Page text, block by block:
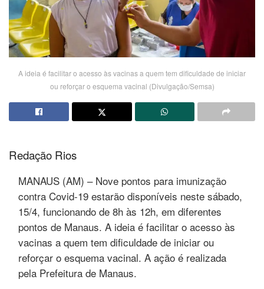
A ideia é facilitar o acesso às vacinas a quem tem dificuldade de iniciar
ou reforçar o esquema vacinal (Divulgação/Semsa)
Redação Rios
MANAUS (AM) – Nove pontos para imunização
contra Covid-19 estarão disponíveis neste sábado,
15/4, funcionando de 8h às 12h, em diferentes
pontos de Manaus. A ideia é facilitar o acesso às
vacinas a quem tem dificuldade de iniciar ou
reforçar o esquema vacinal. A ação é realizada
pela Prefeitura de Manaus.